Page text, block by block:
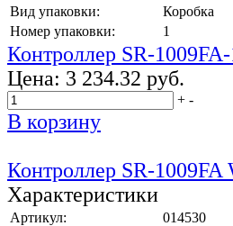
Вид упаковки:
Коробка
Номер упаковки:
1
Контроллер SR-
Цена: 3 234.32 руб.
+ -
В корзину
Контроллер SR-
Характеристики
Артикул:
014530